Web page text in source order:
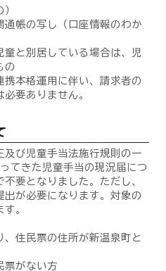
通帳の写し（口座情報のわか
と別居している場合は、児
の
本格運用に伴い、請求者の
要ありません。
及び児童手当法施行規則の一
てきた児童手当の現況届につ
要となりました。ただし、
が必要になります。対象の
。
、住民票の住所が新温泉町と
票がない方